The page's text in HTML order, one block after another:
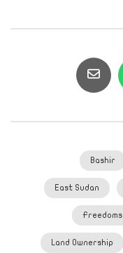
Bashir
East Sudan
Freedoms
Land Ownership